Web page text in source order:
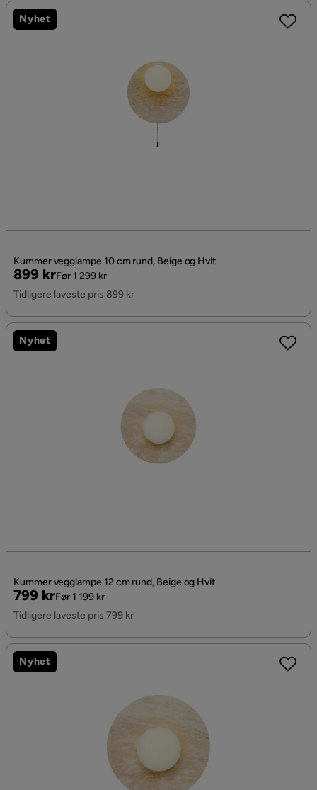
Kummer vegglampe 10 cm rund, Beige og Hvit
Pris
899 kr
Original
Pris
Før 1 299 kr
Tidligere laveste pris 899 kr
Nyhet
Kummer vegglampe 12 cm rund, Beige og Hvit
Pris
799 kr
Original
Pris
Før 1 199 kr
Tidligere laveste pris 799 kr
Nyhet
Nyhet